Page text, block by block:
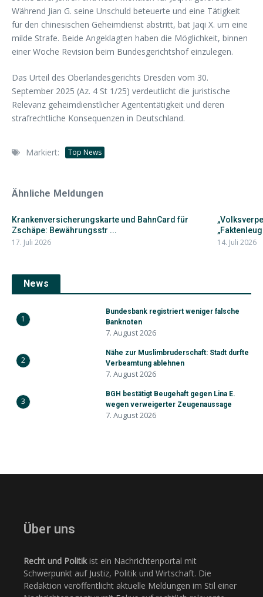
Während Jian G. seine Unschuld beteuerte und eine Tätigkeit
für den chinesischen Geheimdienst abstritt, bat Jaqi X. um eine
milde Strafe. Beide Angeklagten haben die Möglichkeit, binnen
einer Woche Revision beim Bundesgerichtshof einzulegen.
Das Urteil des Oberlandesgerichts Dresden vom 30.
September 2025 (Az. 4 St 1/25) verdeutlicht die juristische
Relevanz geheimdienstlicher Agententätigkeit und deren
strafrechtliche Konsequenzen in Deutschland.
Markiert: Top News
Ähnliche Meldungen
Krankenversicherungskarte und BahnCard für
Zschäpe: Bewährungsstr ...
17. Juli 2026 14. Juli 2026
News
1
Bundesbank registriert weniger falsche
Banknoten
7. August 2026
2
Nähe zur Muslimbruderschaft: Stadt durfte
Verbeamtung ablehnen
7. August 2026
3
BGH bestätigt Beugehaft gegen Lina E.
wegen verweigerter Zeugenaussage
7. August 2026
Über uns
Recht und Politikist ein Nachrichtenportal mit
Schwerpunkt auf Justiz, Politik und Wirtschaft. Die
Redaktion veröffentlicht aktuelle Meldungen im Stil einer